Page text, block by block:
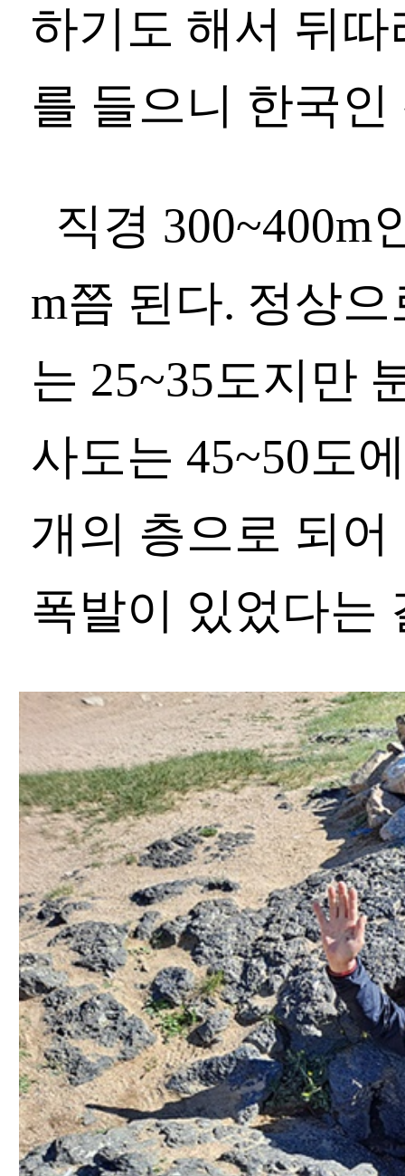
하기도 해서 뒤
를 들으니 한국
직경 300~400m
m쯤 된다. 정상
는 25~35도지만
사도는 45~50도
개의 층으로 되
폭발이 있었다는